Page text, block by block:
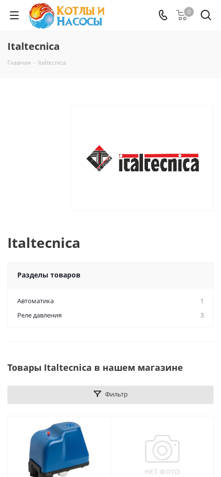
0
Italtecnica
Главная - Italtecnica
Italtecnica
Разделы товаров
Автоматика
1
Реле давления
3
Товары Italtecnica в нашем магазине
Фильтр